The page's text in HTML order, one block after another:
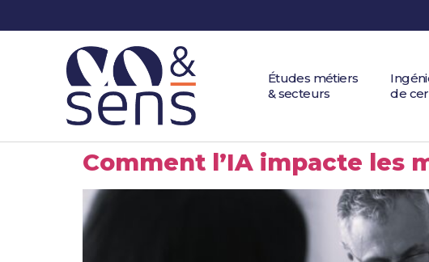
Études métiers
& secteurs
de
Comment l’IA impacte les